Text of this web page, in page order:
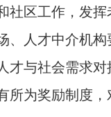
社区工作，发
、人才中介机
才与社会需求
所为奖励制度